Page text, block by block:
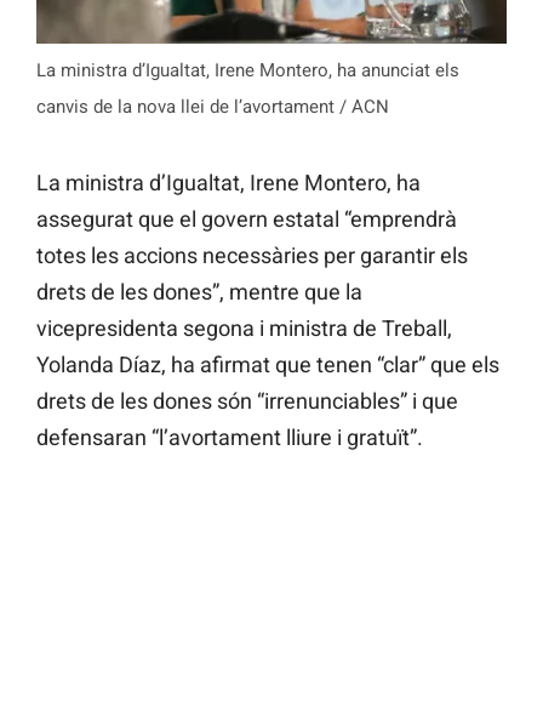
La ministra d’Igualtat, Irene Montero, ha anunciat els
canvis de la nova llei de l’avortament / ACN
La ministra d’Igualtat, Irene Montero, ha
assegurat que el govern estatal “emprendrà
totes les accions necessàries per garantir els
drets de les dones”, mentre que la
vicepresidenta segona i ministra de Treball,
Yolanda Díaz, ha afirmat que tenen “clar” que els
drets de les dones són “irrenunciables” i que
defensaran “l’avortament lliure i gratuït”.